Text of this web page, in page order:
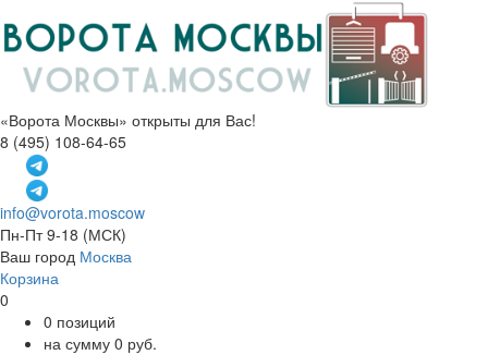
«Ворота Москвы» открыты для Вас!
8 (495) 108-64-65
info@vorota.moscow
Пн-Пт 9-18 (МСК)
Ваш город Москва
Корзина
0
0 позиций
на сумму 0 руб.